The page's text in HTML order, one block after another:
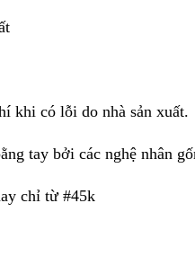
khi có lỗi do nhà sản xuất.
tay bởi các nghệ nhân
chỉ từ #45k